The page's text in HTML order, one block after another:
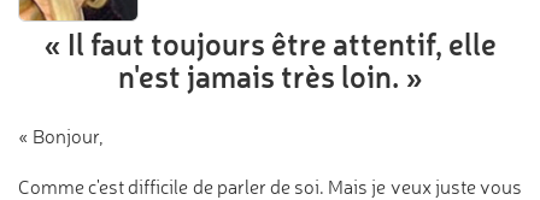
« Il faut toujours être attentif, elle
n'est jamais très loin. »
« Bonjour,
Comme c'est difficile de parler de soi. Mais je veux juste vous